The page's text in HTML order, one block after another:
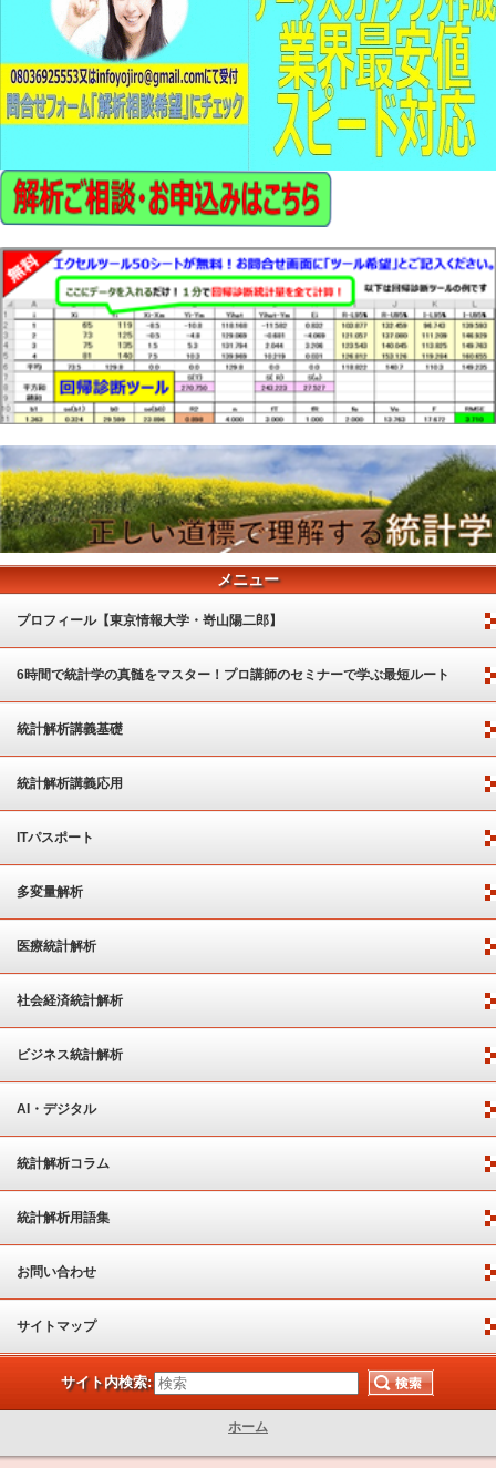
メニュー
プロフィール【東京情報大学・嵜山陽二郎】
6時間で統計学の真髄をマスター！プロ講師のセミナーで学ぶ最短ルート
統計解析講義基礎
統計解析講義応用
ITパスポート
多変量解析
医療統計解析
社会経済統計解析
ビジネス統計解析
AI・デジタル
統計解析コラム
統計解析用語集
お問い合わせ
サイトマップ
サイト内検索:
ホーム